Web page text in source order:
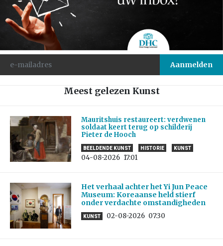
Meest gelezen Kunst
Mauritshuis restaureert: verdwenen
soldaat keert terug op schilderij
Pieter de Hooch
BEELDENDE KUNST HISTORIE KUNST
04-08-2026 17:01
Het verhaal achter het Yi Jun Peace
Museum: Koreaanse held stierf
onder verdachte omstandigheden
KUNST 02-08-2026 07:30